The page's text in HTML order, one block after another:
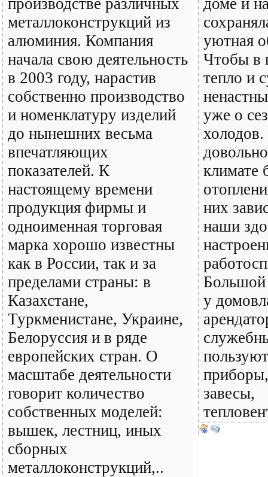
металлоконструкций из
алюминия. Компания
начала свою деятельность
в 2003 году, нарастив
собственно производство
и номенклатуру изделий
до нынешних весьма
впечатляющих
показателей. К
настоящему времени
продукция фирмы и
одноименная торговая
марка хорошо известны
как в России, так и за
пределами страны: в
Казахстане,
Туркменистане, Украине,
Белоруссия и в ряде
европейских стран. О
масштабе деятельности
говорит количество
собственных моделей:
вышек, лестниц, иных
сборных
металлоконструкций,..
уютная
Чтобы в
тепло и
уже о
климате
них
наши
Большой
у
завесы,